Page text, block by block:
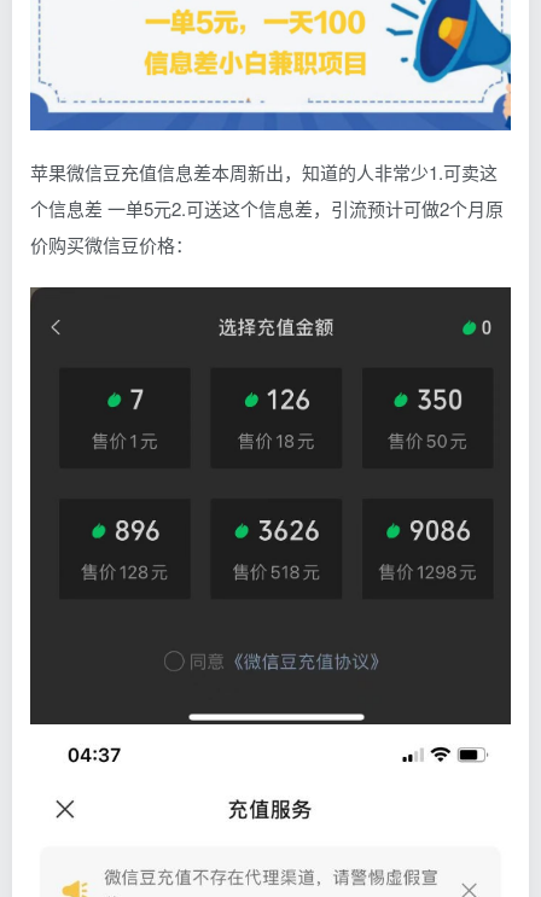
苹果微信豆充值信息差本周新出，知道的人非常少1.可卖这
个信息差 一单5元2.可送这个信息差，引流预计可做2个月原
价购买微信豆价格：